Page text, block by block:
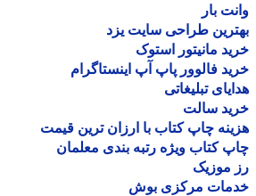
بار
طراحی سایت یزد
مانیتور استوک
فالوور پاپ آپ اینستاگرام
تبلیغاتی
سالت
چاپ کتاب با ارزان ترین قیمت
کتاب ویژه رتبه بندی معلمان
موزیک
مرکزی بوش